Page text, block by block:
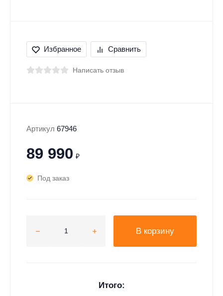
Избранное Сравнить
Написать отзыв
Артикул 67946
89 990 ₽
Под заказ
В корзину
Итого: